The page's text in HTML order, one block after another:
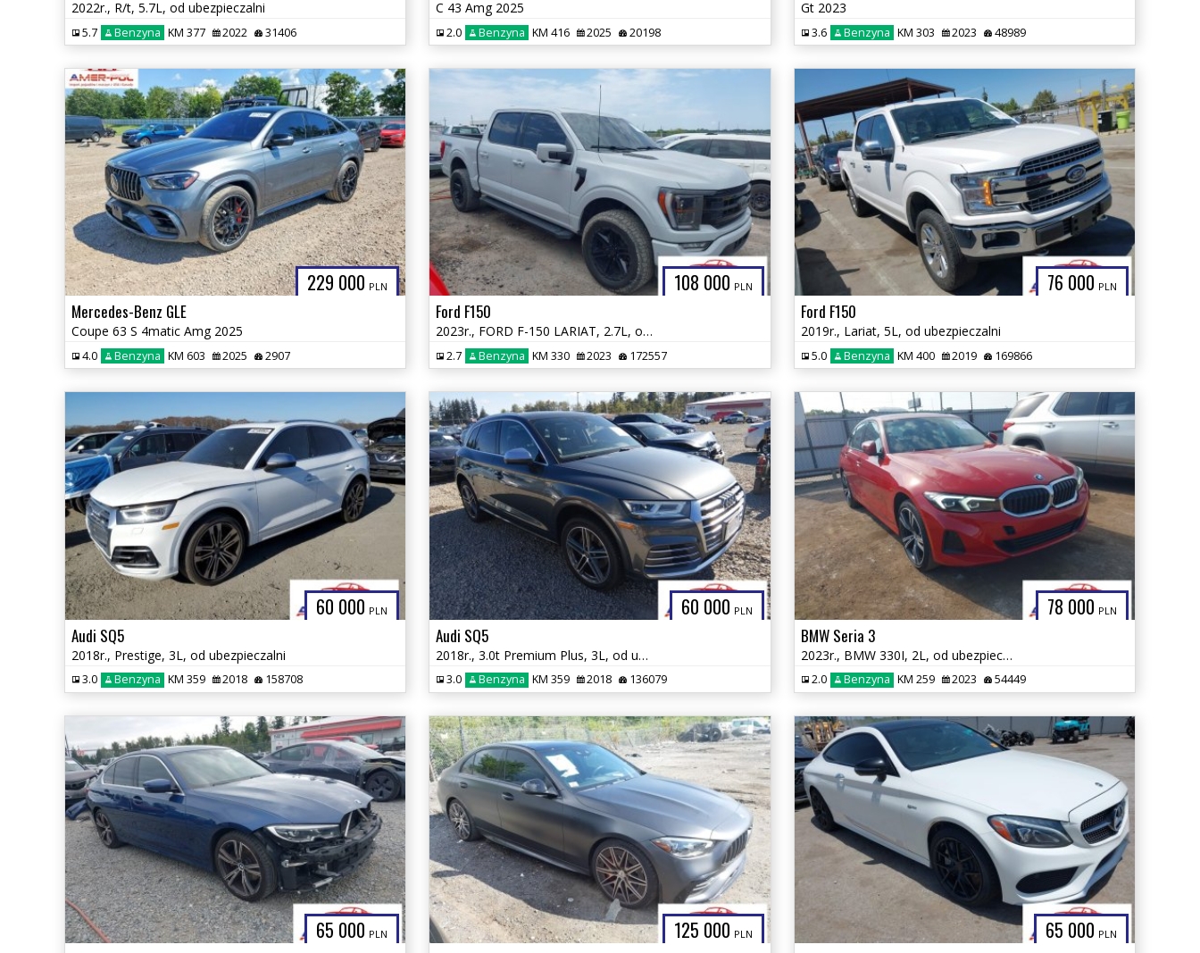
2022r., R/t, 5.7L, od ubezpieczalni
5.7 Benzyna KM 377 2022 31406
C 43 Amg 2025
2.0 Benzyna KM 416 2025 20198
Gt 2023
3.6 Benzyna KM 303 2023 48989
229 000 PLN
Mercedes-Benz GLE
Coupe 63 S 4matic Amg 2025
4.0 Benzyna KM 603 2025 2907
108 000 PLN
Ford F150
2023r., FORD F-150 LARIAT, 2.7L, od ubezpieczalni
2.7 Benzyna KM 330 2023 172557
76 000 PLN
Ford F150
2019r., Lariat, 5L, od ubezpieczalni
5.0 Benzyna KM 400 2019 169866
60 000 PLN
Audi SQ5
2018r., Prestige, 3L, od ubezpieczalni
3.0 Benzyna KM 359 2018 158708
60 000 PLN
Audi SQ5
2018r., 3.0t Premium Plus, 3L, od ubezpieczalni
3.0 Benzyna KM 359 2018 136079
78 000 PLN
BMW Seria 3
2023r., BMW 330I, 2L, od ubezpieczalni
2.0 Benzyna KM 259 2023 54449
65 000 PLN 125 000 PLN 65 000 PLN